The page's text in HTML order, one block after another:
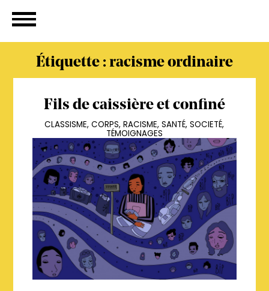
Étiquette : racisme ordinaire
Fils de caissière et confiné
CLASSISME,CORPS,RACISME,SANTÉ,SOCIETÉ,
TÉMOIGNAGES